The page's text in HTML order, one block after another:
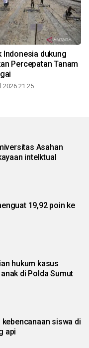
Indonesia dukung
Percepatan Tanam
2026 21:25
Asahan
intelktual
19,92 poin ke
hukum kasus
di Polda Sumut
siswa di
api